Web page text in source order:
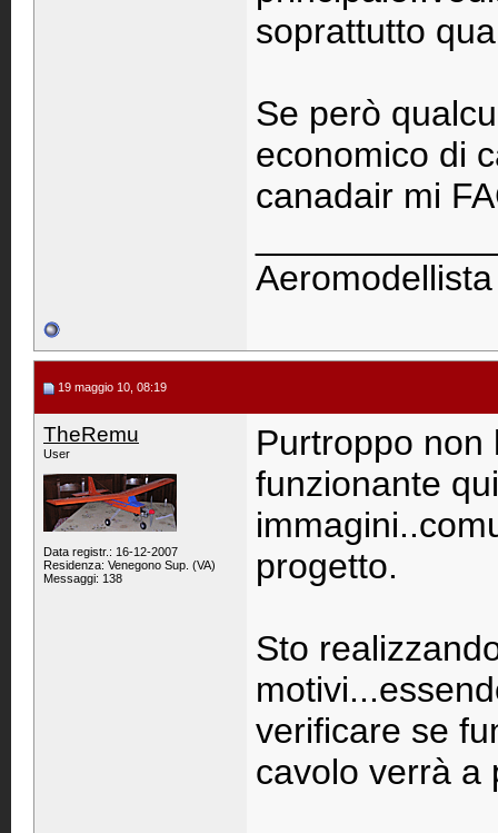
soprattutto
Se però
economico di
canadair mi
19 maggio 10, 08:19
TheRemu
User
Data registr.: 16-12-2007
Residenza: Venegono Sup. (VA)
Messaggi: 138
Purtroppo non
funzionante
progetto.
Sto
verificare se
cavolo verrà a